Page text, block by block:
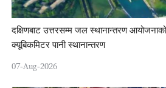
दक्षिणबाट उत्तरसम्म जल स्थानान्तरण आयोजनाको
क्यूबिकमिटर पानी स्थानान्तरण
07-Aug-2026